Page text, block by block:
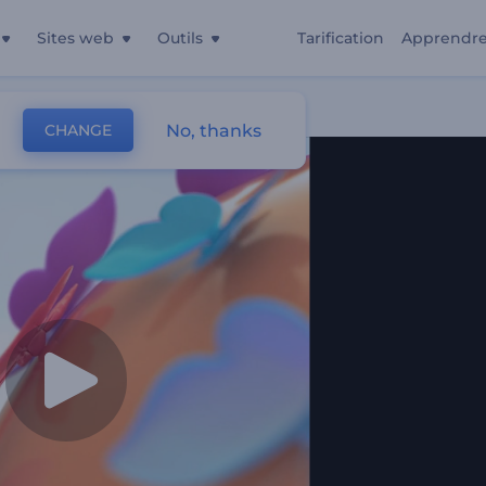
Sites web Outils Tarification
Papillons
CHANGE No, thanks